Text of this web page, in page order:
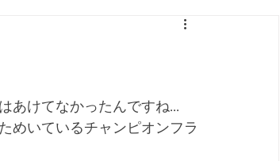
あけてなかったんですね...
めいているチャンピオンフラ